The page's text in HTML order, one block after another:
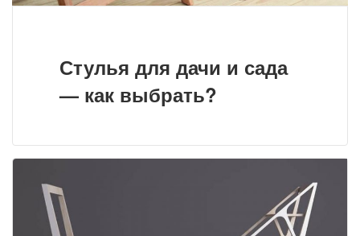
Стулья для дачи и сада
— как выбрать?